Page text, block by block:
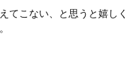
てこない、と思うと嬉しく